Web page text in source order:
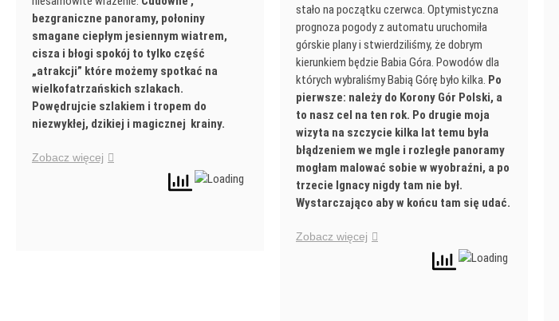
bezgraniczne panoramy, połoniny
smagane ciepłym jesiennym wiatrem,
cisza i błogi spokój to tylko część
„atrakcji” które możemy spotkać na
wielkofatrzańskich szlakach.
Powędrujcie szlakiem i tropem do
niezwykłej, dzikiej i magicznej krainy.
Zobacz więcej
stało na początku czerwca. Optymistyczna
prognoza pogody z automatu uruchomiła
górskie plany i stwierdziliśmy, że dobrym
kierunkiem będzie Babia Góra. Powodów dla
których wybraliśmy Babią Górę było kilka. Po
pierwsze: należy do Korony Gór Polski, a
to nasz cel na ten rok. Po drugie moja
wizyta na szczycie kilka lat temu była
błądzeniem we mgle i rozległe panoramy
mogłam malować sobie w wyobraźni, a po
trzecie Ignacy nigdy tam nie był.
Wystarczająco aby w końcu tam się udać.
Zobacz więcej